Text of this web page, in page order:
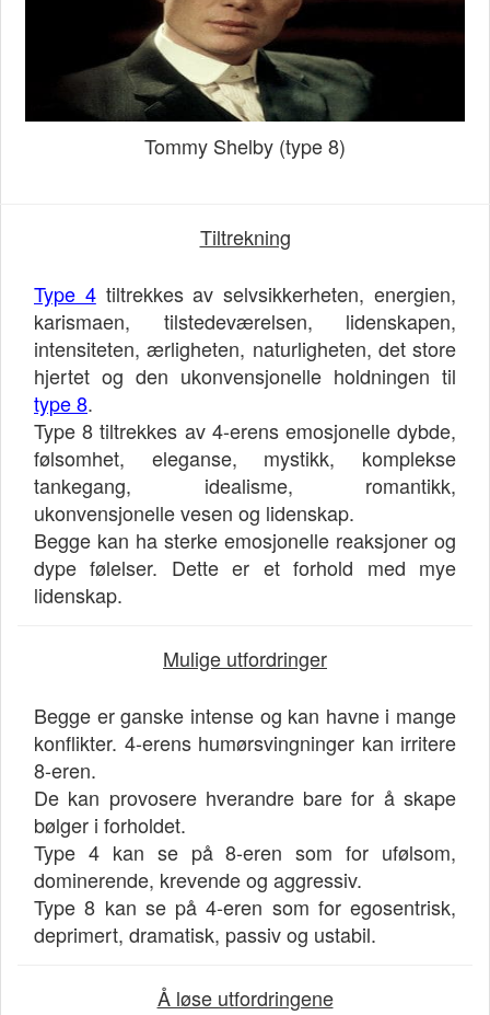
Tommy Shelby (type 8)
Tiltrekning
Type 4tiltrekkes av selvsikkerheten, energien,
karismaen, tilstedeværelsen, lidenskapen,
intensiteten, ærligheten, naturligheten, det store
hjertet og den ukonvensjonelle holdningen til
type 8.
Type 8 tiltrekkes av 4-erens emosjonelle dybde,
følsomhet, eleganse, mystikk, komplekse
tankegang, idealisme, romantikk,
ukonvensjonelle vesen og lidenskap.
Begge kan ha sterke emosjonelle reaksjoner og
dype følelser. Dette er et forhold med mye
lidenskap.
Mulige utfordringer
Begge er ganske intense og kan havne i mange
konflikter. 4-erens humørsvingninger kan irritere
8-eren.
De kan provosere hverandre bare for å skape
bølger i forholdet.
Type 4 kan se på 8-eren som for ufølsom,
dominerende, krevende og aggressiv.
Type 8 kan se på 4-eren som for egosentrisk,
deprimert, dramatisk, passiv og ustabil.
Å løse utfordringene